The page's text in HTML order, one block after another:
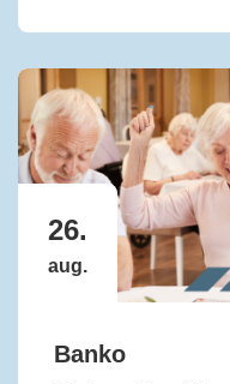
26.
aug.
Banko